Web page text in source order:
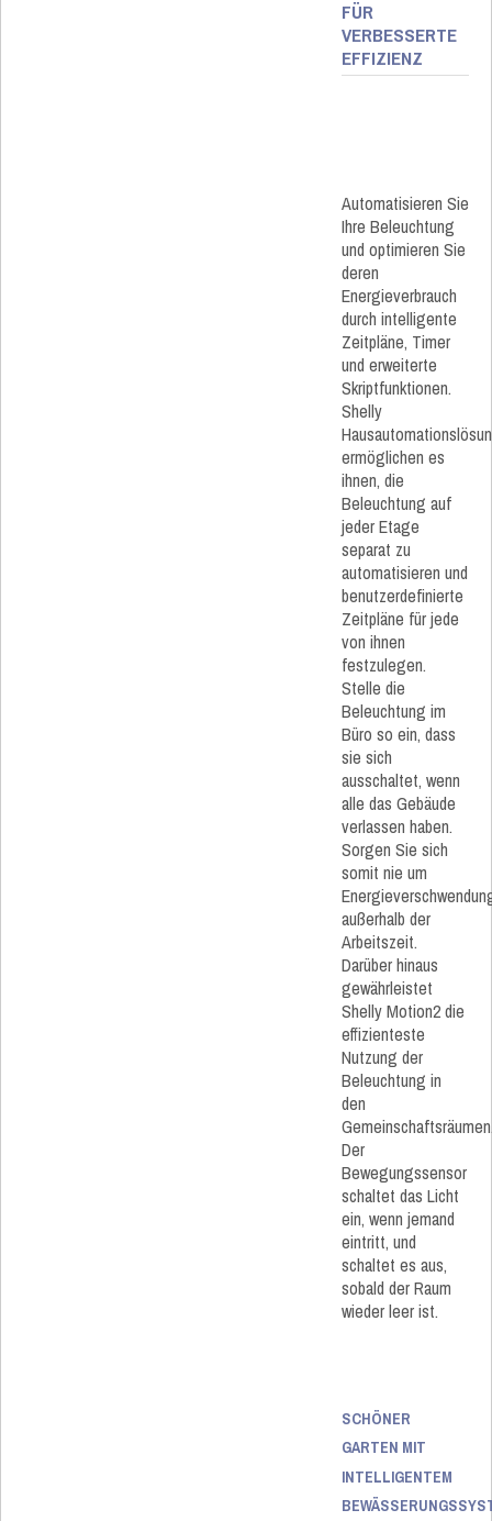
FÜR
VERBESSERTE
EFFIZIENZ
Automatisieren Sie
Ihre Beleuchtung
und optimieren Sie
deren
Energieverbrauch
durch intelligente
Zeitpläne, Timer
und erweiterte
Skriptfunktionen.
Shelly
ermöglichen es
ihnen, die
Beleuchtung auf
jeder Etage
separat zu
automatisieren und
benutzerdefinierte
Zeitpläne für jede
von ihnen
festzulegen.
Stelle die
Beleuchtung im
Büro so ein, dass
sie sich
ausschaltet, wenn
alle das Gebäude
verlassen haben.
Sorgen Sie sich
somit nie um
außerhalb der
Arbeitszeit.
Darüber hinaus
gewährleistet
Shelly Motion2 die
effizienteste
Nutzung der
Beleuchtung in
den
Der
Bewegungssensor
schaltet das Licht
ein, wenn jemand
eintritt, und
schaltet es aus,
sobald der Raum
wieder leer ist.
SCHÖNER
GARTEN MIT
INTELLIGENTEM